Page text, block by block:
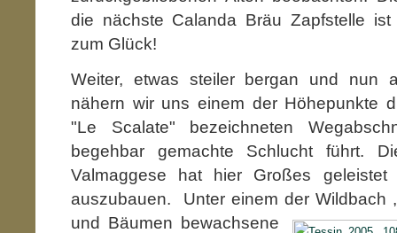
die nächste Calanda Bräu Zapfstelle
zum Glück!
Weiter, etwas steiler bergan und nun
nähern wir uns einem der Höhepunkte
"Le Scalate" bezeichneten
begehbar gemachte Schlucht führt.
Valmaggese hat hier Großes
auszubauen. Unter einem der Wildbach
und Bäumen bewachsene